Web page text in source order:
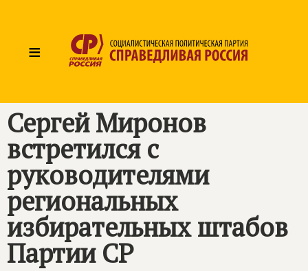
≡
Сергей Миронов
встретился с
руководителями
региональных
избирательных штабов
Партии СР